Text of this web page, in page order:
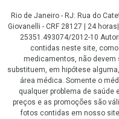
Rio de Janeiro - RJ: Rua do
Giovanelli - CRF 28127 | 24
25351.493074/2012-10
contidas neste site,
medicamentos, não devem
substituem, em hipótese
área médica. Somente o
qualquer problema de saúde
preços e as promoções são
fotos contidas em nosso